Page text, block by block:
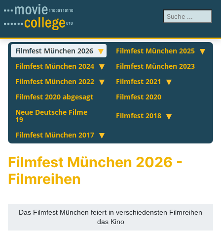
Suchen ...
Filmfest München 2026
Filmfest München 2025
Filmfest München 2024
Filmfest München 2023
Filmfest München 2022
Filmfest 2021
Filmfest 2020 abgesagt
Filmfest 2020
Neue Deutsche Filme
19 Filmfest 2018
Filmfest München 2017
Filmfest München 2026 -
Filmreihen
Das Filmfest München feiert in verschiedensten Filmreihen
das Kino